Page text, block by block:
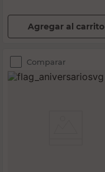
Agregar al carrito
Comparar